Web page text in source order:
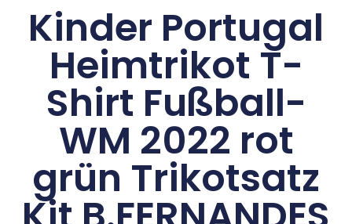
Kinder Portugal
Heimtrikot T-
Shirt Fußball-
WM 2022 rot
grün Trikotsatz